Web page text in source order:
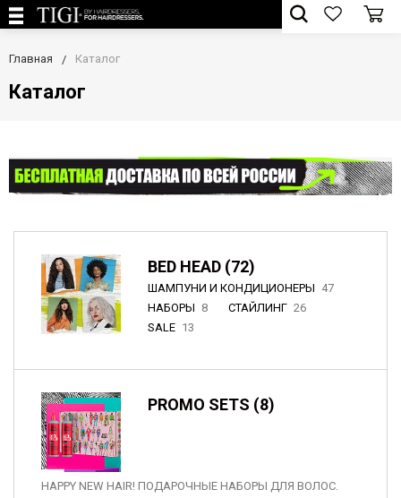
Главная Каталог
Каталог
BED HEAD (72)
ШАМПУНИ И КОНДИЦИОНЕРЫ 47
НАБОРЫ 8 СТАЙЛИНГ 26
SALE 13
PROMO SETS (8)
HAPPY NEW HAIR! ПОДАРОЧНЫЕ НАБОРЫ ДЛЯ ВОЛОС.